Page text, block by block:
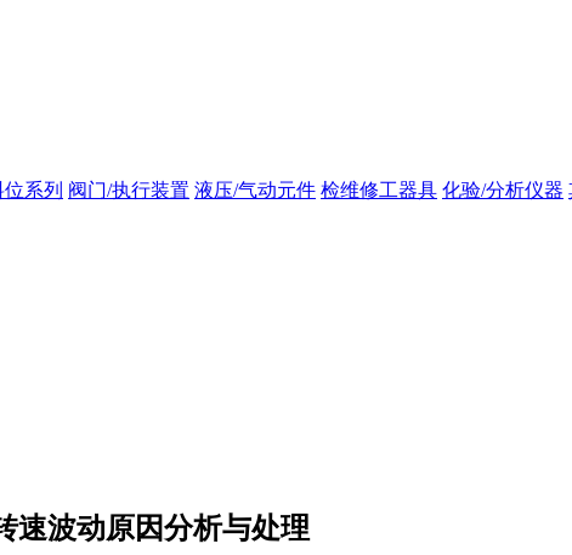
系列 阀门/执行装置 液压/气动元件 检维修工器具 化验/分析仪器
速波动原因分析与处理